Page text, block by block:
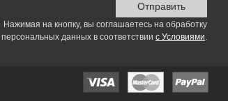
Отправить
Нажимая на кнопку, вы соглашаетесь на обработку
персональных данных в соответствии с Условиями.